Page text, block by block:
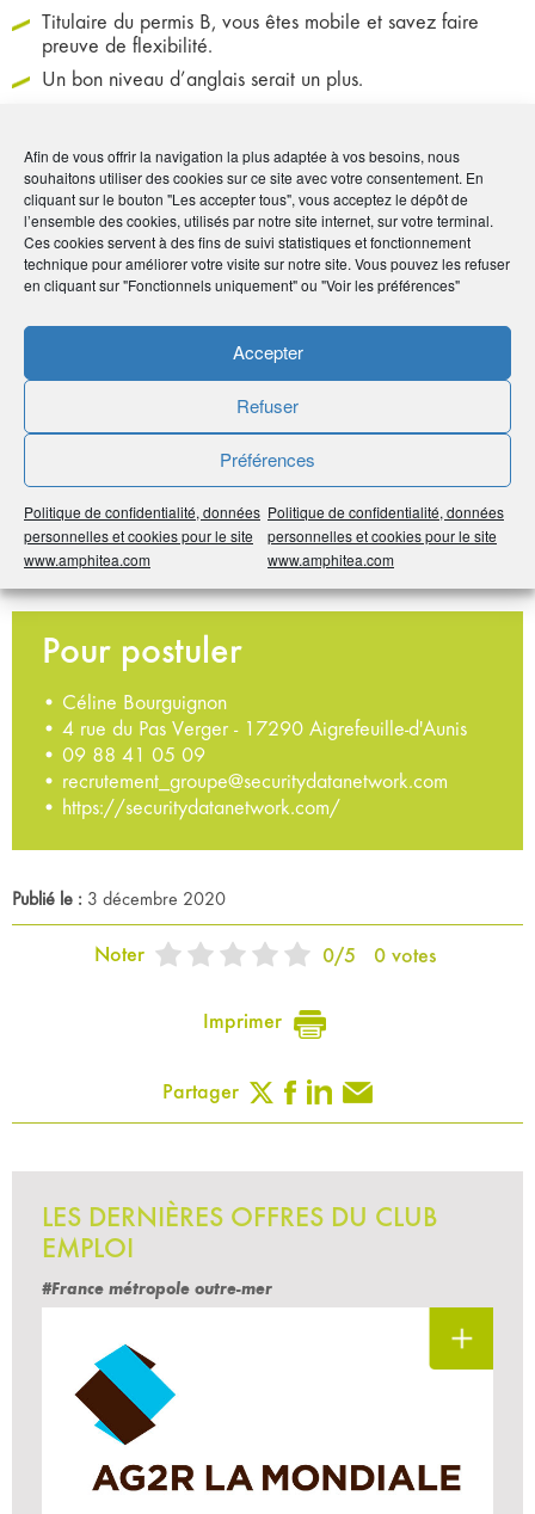
Afin de vous offrir la navigation la plus adaptée à vos besoins, nous
souhaitons utiliser des cookies sur ce site avec votre consentement. En
cliquant sur le bouton "Les accepter tous", vous acceptez le dépôt de
l’ensemble des cookies, utilisés par notre site internet, sur votre terminal.
Ces cookies servent à des fins de suivi statistiques et fonctionnement
technique pour améliorer votre visite sur notre site. Vous pouvez les refuser
en cliquant sur "Fonctionnels uniquement" ou "Voir les préférences"
Accepter
Refuser
Préférences
Politique de confidentialité, données
personnelles et cookies pour le site
www.amphitea.com
Politique de confidentialité, données
personnelles et cookies pour le site
www.amphitea.com
Titulaire du permis B, vous êtes mobile et savez faire
preuve de flexibilité.
Un bon niveau d’anglais serait un plus.
une entreprise à taille humaine qui vous permettra
d’apprendre et d’évoluer rapidement, au sein d’un
environnement technologique constamment en évolution
Présentation de la société
de proposer aux entreprises nos compétences
technique, de l’avant-vente, du conseil et de la
finance.
Pour en savoir plus, rendez-vous sur notre site
Suivez-nous sur LinkedIn
Suivez-nous sur Twitter
Pour postuler
• Céline Bourguignon
• 4 rue du Pas Verger - 17290 Aigrefeuille-d'Aunis
• 09 88 41 05 09
• recrutement_groupe@securitydatanetwork.com
• https://securitydatanetwork.com/
Publié le : 3 décembre 2020
Noter 0/5 0votes
Imprimer
Partager
LES DERNIÈRES OFFRES DU CLUB
EMPLOI
#France métropole outre-mer